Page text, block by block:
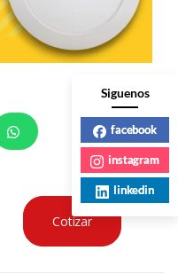
Cotizar
Siguenos
facebook
instagram
linkedin